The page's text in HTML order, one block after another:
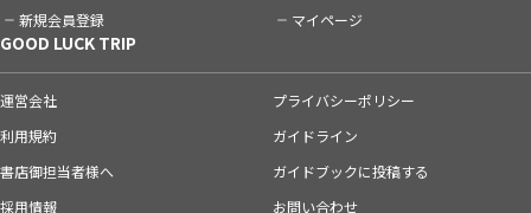
新規会員登録 マイページ
GOOD LUCK TRIP
運営会社
プライバシーポリシー
利用規約
ガイドライン
書店御担当者様へ
ガイドブックに投稿する
採用情報
お問い合わせ